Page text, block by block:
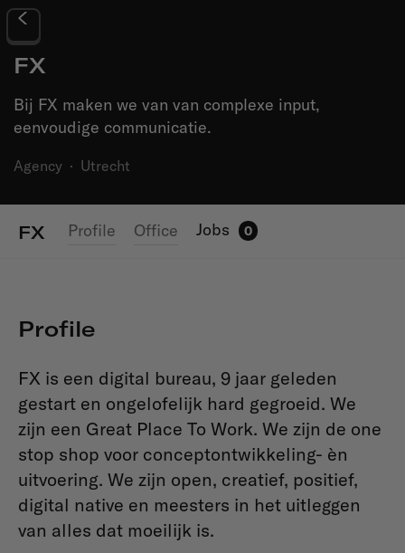
FX
Bij FX maken we van van complexe input,
eenvoudige communicatie.
Agency · Utrecht
FX Profile Office Jobs 0
Profile
FX is een digital bureau, 9 jaar geleden
gestart en ongelofelijk hard gegroeid. We
zijn een Great Place To Work. We zijn de one
stop shop voor conceptontwikkeling- èn
uitvoering. We zijn open, creatief, positief,
digital native en meesters in het uitleggen
van alles dat moeilijk is.